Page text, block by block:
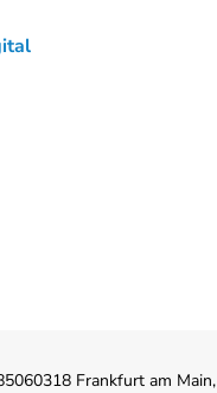
Frankfurt am Main,